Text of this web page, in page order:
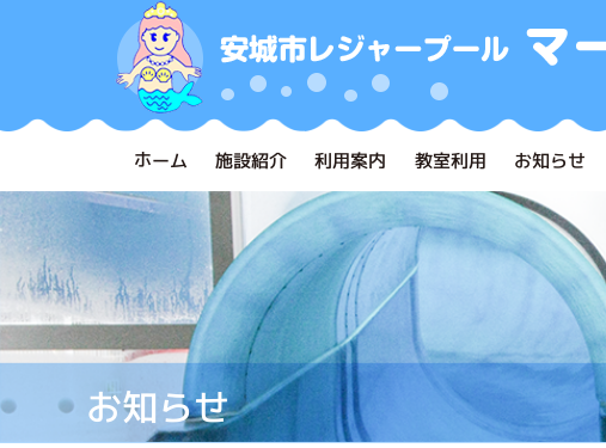
ホーム 施設紹介 利用案内 教室利用 お知らせ
お知らせ